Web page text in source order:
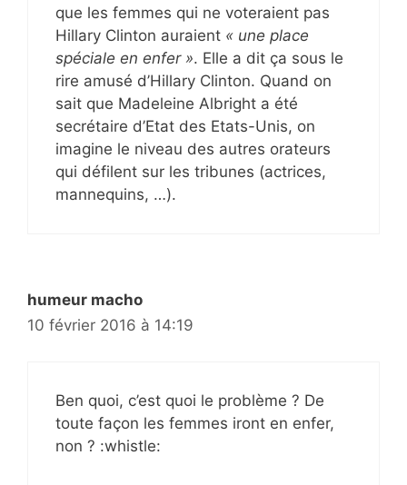
que les femmes qui ne voteraient pas
Hillary Clinton auraient « une place
spéciale en enfer ». Elle a dit ça sous le
rire amusé d’Hillary Clinton. Quand on
sait que Madeleine Albright a été
secrétaire d’Etat des Etats-Unis, on
imagine le niveau des autres orateurs
qui défilent sur les tribunes (actrices,
mannequins, …).
humeur macho
10 février 2016 à 14:19
Ben quoi, c’est quoi le problème ? De
toute façon les femmes iront en enfer,
non ? :whistle: